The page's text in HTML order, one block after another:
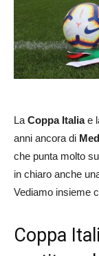
La Coppa Italiae
anni ancora di
che punta molto
in chiaro anche
Vediamo insieme
Coppa